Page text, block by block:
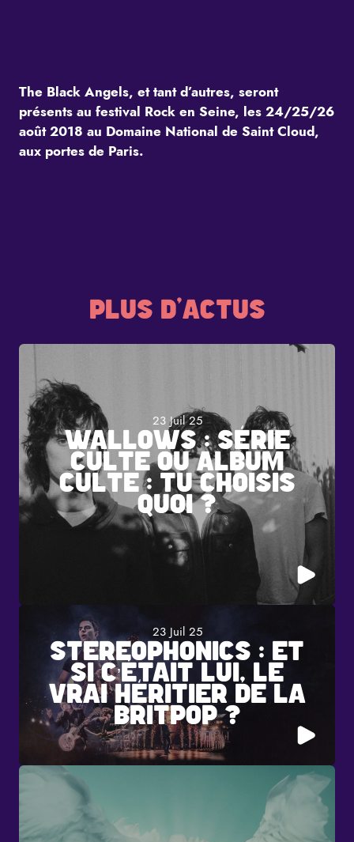
The Black Angels, et tant d’autres, seront
présents au festival Rock en Seine, les 24/25/26
août 2018 au Domaine National de Saint Cloud,
aux portes de Paris.
PLUS D'ACTUS
23 Juil 25
WALLOWS : SÉRIE
CULTE OU ALBUM
CULTE : TU CHOISIS
QUOI ?
23 Juil 25
STEREOPHONICS : ET
SI C’ÉTAIT LUI, LE
VRAI HÉRITIER DE LA
BRITPOP ?